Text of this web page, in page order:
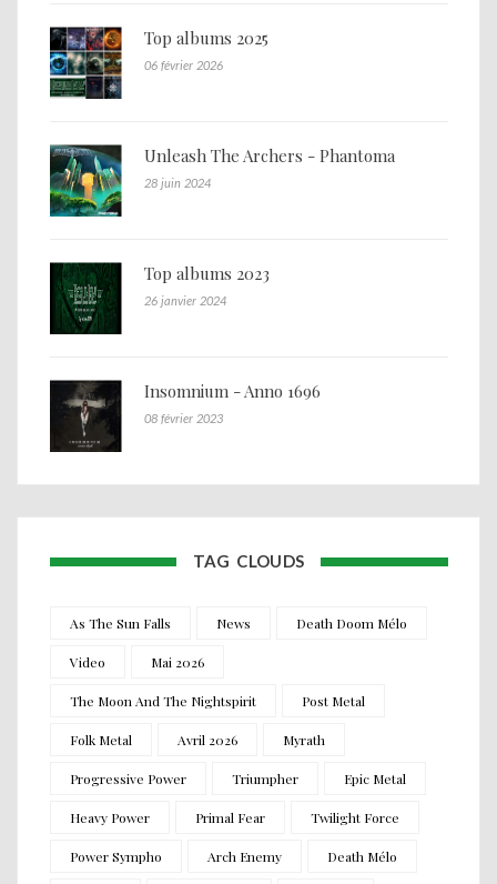
Top albums 2025
06 février 2026
Unleash The Archers - Phantoma
28 juin 2024
Top albums 2023
26 janvier 2024
Insomnium - Anno 1696
08 février 2023
TAG CLOUDS
As The Sun Falls News Death Doom Mélo
Video Mai 2026
The Moon And The Nightspirit Post Metal
Folk Metal Avril 2026 Myrath
Progressive Power Triumpher Epic Metal
Heavy Power Primal Fear Twilight Force
Power Sympho Arch Enemy Death Mélo